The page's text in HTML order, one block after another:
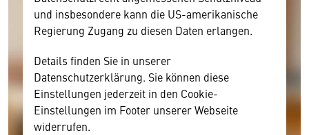
und insbesondere kann die US-amerikanische
Regierung Zugang zu diesen Daten erlangen.
Details finden Sie in unserer
Datenschutzerklärung. Sie können diese
Einstellungen jederzeit in den Cookie-
Einstellungen im Footer unserer Webseite
widerrufen.